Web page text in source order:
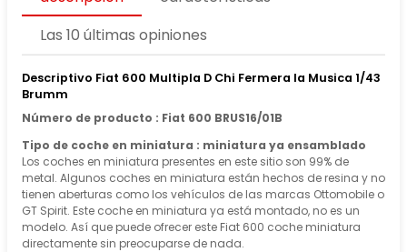
Las 10 últimas opiniones
Descriptivo Fiat 600 Multipla D Chi Fermera la Musica 1/43
Brumm
Número de producto : Fiat 600 BRUS16/01B
Tipo de coche en miniatura : miniatura ya ensamblado
Los coches en miniatura presentes en este sitio son 99% de
metal. Algunos coches en miniatura están hechos de resina y no
tienen aberturas como los vehículos de las marcas Ottomobile o
GT Spirit. Este coche en miniatura ya está montado, no es un
modelo. Así que puede ofrecer este Fiat 600 coche miniatura
directamente sin preocuparse de nada.